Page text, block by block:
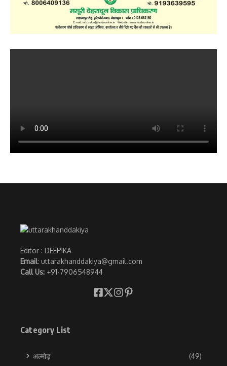
Editor : DEEPIKA
Email: uttarakhanddakiya@gmail.com
Call Us: +91-7906548944
Category List
अल्मोड़ (49)